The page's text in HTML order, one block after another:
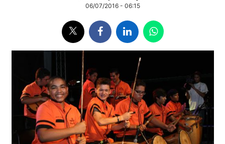
06/07/2016 - 06:15